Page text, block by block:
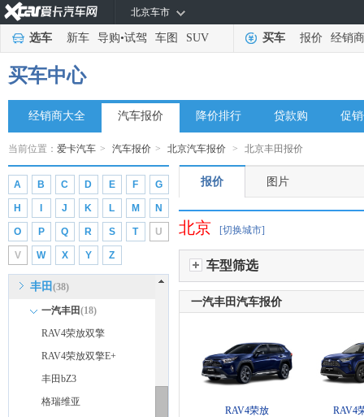
北京车市
选车 新车 导购•试驾 车图 SUV 买车 报价 经销商
买车中心
经销商大全 汽车报价 降价排行 贷款购 促
当前位置： 爱卡汽车 > 汽车报价 > 北京汽车报价 > 北京丰田报价
A B C D E F G
H J K L M N
O P Q R S T U
V W X Y Z
东风纳米 (3)
东风风度(1)
东风风光(9)
东风富康(3)
东风瑞泰特(2)
大运汽车 (1)
E
212(1)
F
丰田 (38)
一汽丰田(18)
RAV4荣放双擎
RAV4荣放双擎E+
丰田bZ3
格瑞维亚
报价 图片
北京 [切换城市]
车型筛选
一汽丰田汽车报价
RAV4荣放
RAV4